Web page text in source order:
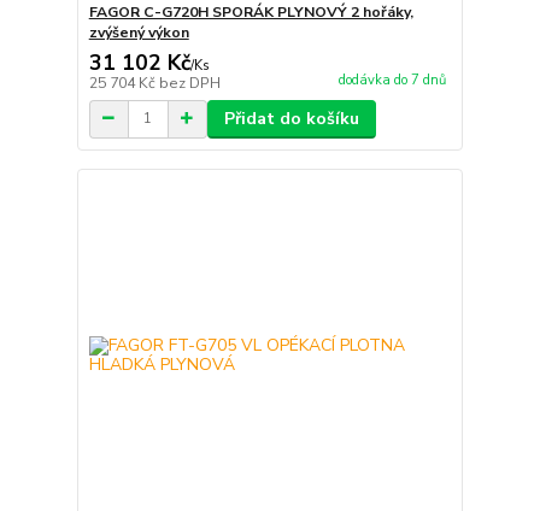
FAGOR C-G720H SPORÁK PLYNOVÝ 2 hořáky,
zvýšený výkon
31 102 Kč/Ks
25 704 Kč bez DPH dodávka do 7 dnů
Přidat do košíku